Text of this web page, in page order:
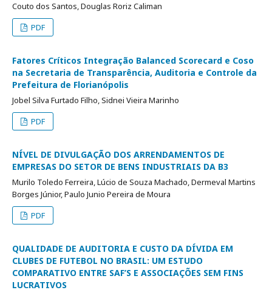
Couto dos Santos, Douglas Roriz Caliman
PDF
Fatores Críticos Integração Balanced Scorecard e Coso
na Secretaria de Transparência, Auditoria e Controle da
Prefeitura de Florianópolis
Jobel Silva Furtado Filho, Sidnei Vieira Marinho
PDF
NÍVEL DE DIVULGAÇÃO DOS ARRENDAMENTOS DE
EMPRESAS DO SETOR DE BENS INDUSTRIAIS DA B3
Murilo Toledo Ferreira, Lúcio de Souza Machado, Dermeval Martins
Borges Júnior, Paulo Junio Pereira de Moura
PDF
QUALIDADE DE AUDITORIA E CUSTO DA DÍVIDA EM
CLUBES DE FUTEBOL NO BRASIL: UM ESTUDO
COMPARATIVO ENTRE SAF’S E ASSOCIAÇÕES SEM FINS
LUCRATIVOS